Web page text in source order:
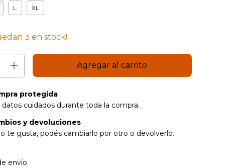
L XL
3 en stock!
protegida
datos cuidados durante toda la compra.
y devoluciones
te gusta, podés cambiarlo por otro o devolverlo.
el CP:
envío